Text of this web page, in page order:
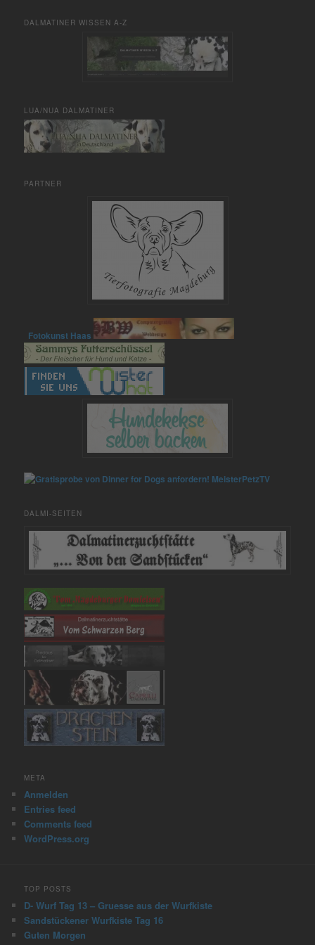
DALMATINER WISSEN A-Z
LUA/NUA DALMATINER
PARTNER
Fotokunst Haas
MeisterPetzTV
DALMI-SEITEN
META
Anmelden
Entries feed
Comments feed
WordPress.org
TOP POSTS
D- Wurf Tag 13 – Gruesse aus der Wurfkiste
Sandstückener Wurfkiste Tag 16
Guten Morgen